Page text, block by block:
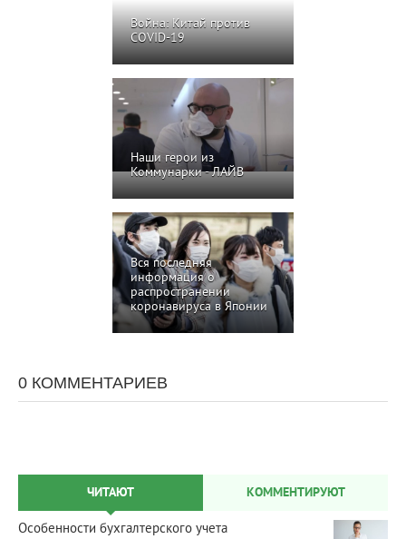
Война: Китай против
COVID-19
Наши герои из
Коммунарки - ЛАЙВ
Вся последняя
информация о
распространении
коронавируса в Японии
0 КОММЕНТАРИЕВ
ЧИТАЮТ КОММЕНТИРУЮТ
Особенности бухгалтерского учета